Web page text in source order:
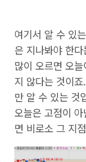
여기서 알 수 있
은 지나봐야 한
많이 오르면 오
지 않다는 것이
만 알 수 있는 것
오늘은 고점이
면 비로소 그 지